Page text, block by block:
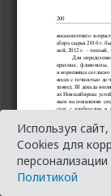
Используя
Cookies для
Политикой